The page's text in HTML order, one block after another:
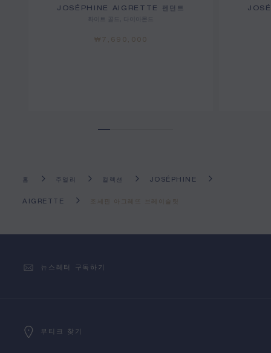
JOSÉPHINE AIGRETTE 펜던트
화이트 골드, 다이아몬드
₩7,690,000
홈 주얼리 컬렉션 JOSÉPHINE
AIGRETTE 조세핀 아그레뜨 브레이슬릿
뉴스레터 구독하기
부티크 찾기